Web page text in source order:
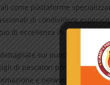
come piattaforme
di condividere
di eccellenza in questo
sui punti di pesca più
di pescatori professionisti e
e networking.